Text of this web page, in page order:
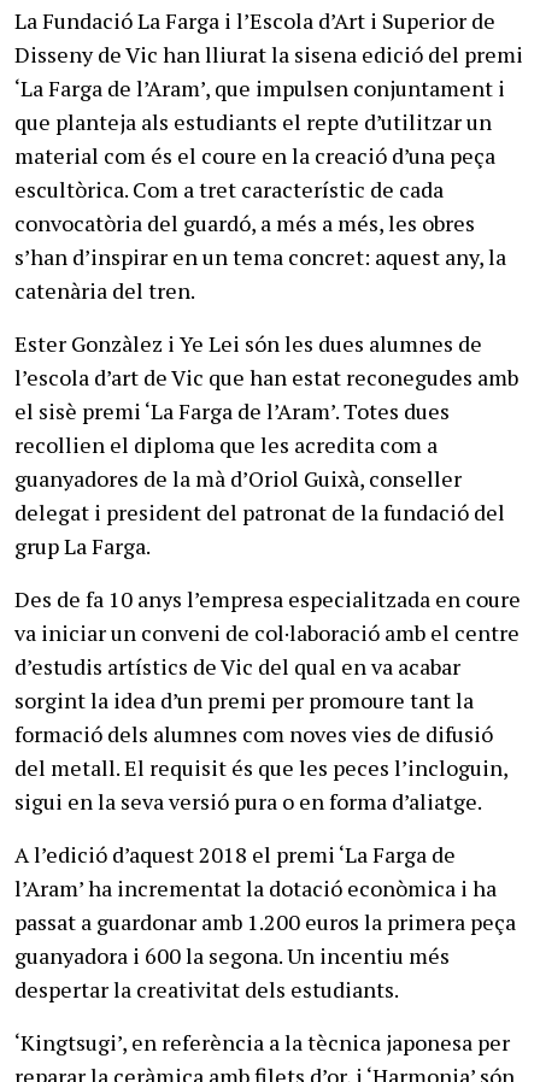
La Fundació La Farga i l’Escola d’Art i Superior de
Disseny de Vic han lliurat la sisena edició del premi
‘La Farga de l’Aram’, que impulsen conjuntament i
que planteja als estudiants el repte d’utilitzar un
material com és el coure en la creació d’una peça
escultòrica. Com a tret característic de cada
convocatòria del guardó, a més a més, les obres
s’han d’inspirar en un tema concret: aquest any, la
catenària del tren.
Ester Gonzàlez i Ye Lei són les dues alumnes de
l’escola d’art de Vic que han estat reconegudes amb
el sisè premi ‘La Farga de l’Aram’. Totes dues
recollien el diploma que les acredita com a
guanyadores de la mà d’Oriol Guixà, conseller
delegat i president del patronat de la fundació del
grup La Farga.
Des de fa 10 anys l’empresa especialitzada en coure
va iniciar un conveni de col·laboració amb el centre
d’estudis artístics de Vic del qual en va acabar
sorgint la idea d’un premi per promoure tant la
formació dels alumnes com noves vies de difusió
del metall. El requisit és que les peces l’incloguin,
sigui en la seva versió pura o en forma d’aliatge.
A l’edició d’aquest 2018 el premi ‘La Farga de
l’Aram’ ha incrementat la dotació econòmica i ha
passat a guardonar amb 1.200 euros la primera peça
guanyadora i 600 la segona. Un incentiu més
despertar la creativitat dels estudiants.
‘Kingtsugi’, en referència a la tècnica japonesa per
reparar la ceràmica amb filets d’or, i ‘Harmonia’ són